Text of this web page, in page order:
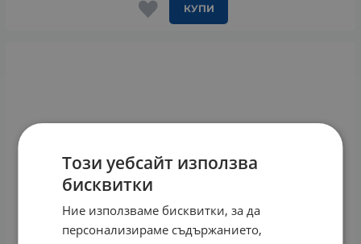
КУПИ
Този уебсайт използва
бисквитки
Ние използваме бисквитки, за да
персонализираме съдържанието,